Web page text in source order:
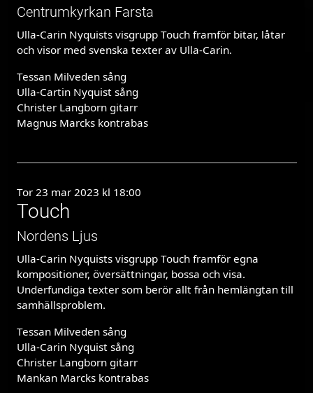
Centrumkyrkan Farsta
Ulla-Carin Nyquists visgrupp Touch framför bitar, låtar
och visor med svenska texter av Ulla-Carin.
Tessan Milveden sång
Ulla-Cartin Nyquist sång
Christer Langborn gitarr
Magnus Marcks kontrabas
Tor 23 mar 2023 kl 18:00
Touch
Nordens Ljus
Ulla-Carin Nyquists visgrupp Touch framför egna
kompositioner, översättningar, bossa och visa.
Underfundiga texter som berör allt från hemlängtan till
samhällsproblem.
Tessan Milveden sång
Ulla-Carin Nyquist sång
Christer Langborn gitarr
Mankan Marcks kontrabas